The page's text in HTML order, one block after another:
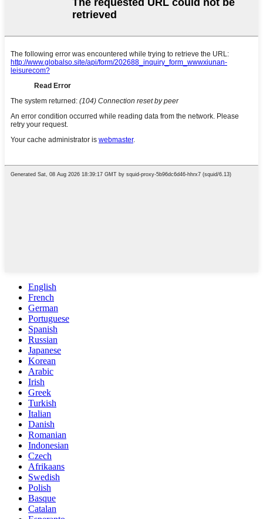
English
French
German
Portuguese
Spanish
Russian
Japanese
Korean
Arabic
Irish
Greek
Turkish
Italian
Danish
Romanian
Indonesian
Czech
Afrikaans
Swedish
Polish
Basque
Catalan